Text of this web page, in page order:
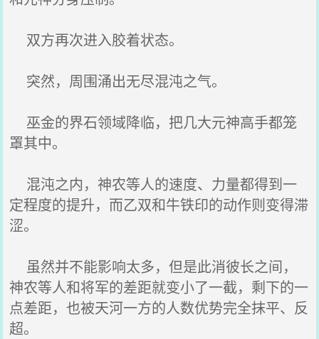
双方再次进入胶着状态。
突然，周围涌出无尽混沌之气。
巫金的界石领域降临，把几大元神高手都笼
罩其中。
混沌之内，神农等人的速度、力量都得到一
定程度的提升，而乙双和牛铁印的动作则变得滞
涩。
虽然并不能影响太多，但是此消彼长之间，
神农等人和将军的差距就变小了一截，剩下的一
点差距，也被天河一方的人数优势完全抹平、反
超。